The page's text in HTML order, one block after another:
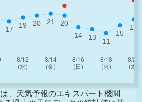
、天気予報のエキスパート機関